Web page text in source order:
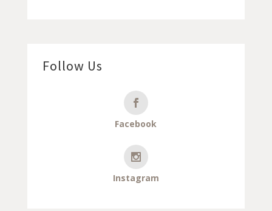
Follow Us
Facebook
Instagram